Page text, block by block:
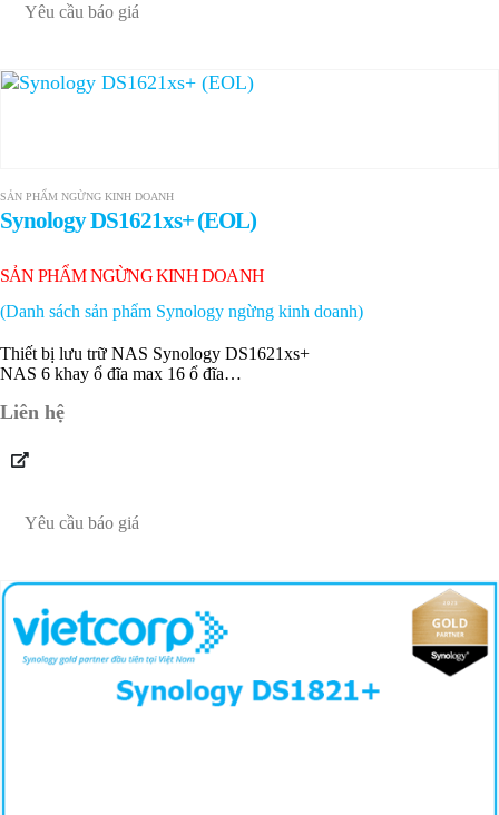
Yêu cầu báo giá
SẢN PHẨM NGỪNG KINH DOANH
Synology DS1621xs+ (EOL)
SẢN PHẨM NGỪNG KINH DOANH
(Danh sách sản phẩm Synology ngừng kinh doanh)
Thiết bị lưu trữ NAS Synology DS1621xs+
NAS 6 khay ổ đĩa max 16 ổ đĩa
Liên hệ
Yêu cầu báo giá